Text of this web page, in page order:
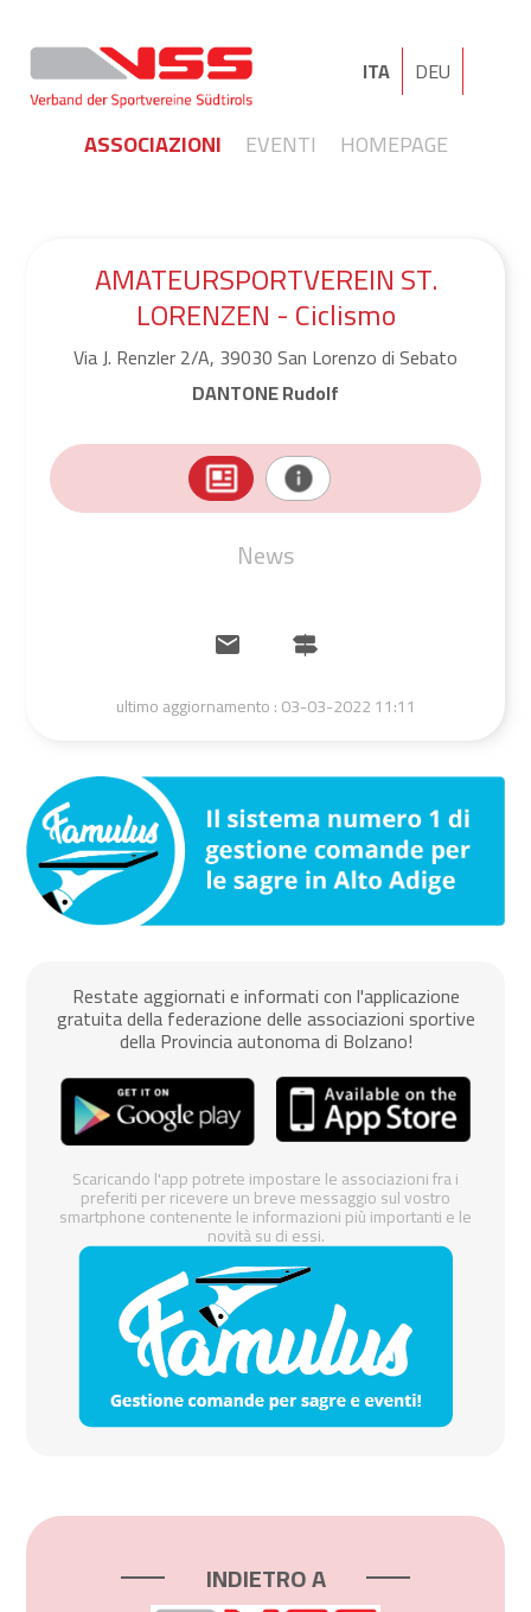
ITA DEU
ASSOCIAZIONI EVENTI HOMEPAGE
AMATEURSPORTVEREIN ST.
LORENZEN - Ciclismo
Via J. Renzler 2/A, 39030 San Lorenzo di Sebato
DANTONE Rudolf
News
ultimo aggiornamento :03-03-2022 11:11
Restate aggiornati e informati con l'applicazione
gratuita della federazione delle associazioni sportive
della Provincia autonoma di Bolzano!
Scaricando l'app potrete impostare le associazioni fra i
preferiti per ricevere un breve messaggio sul vostro
smartphone contenente le informazioni più importanti e le
novità su di essi.
INDIETRO A